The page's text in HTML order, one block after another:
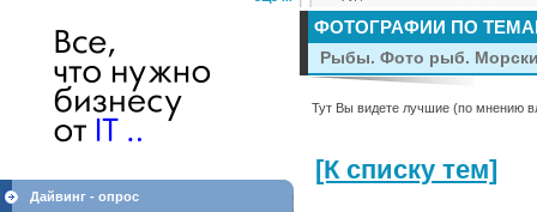
Дайвинг - опрос
ФОТОГРАФИИ ПО
Рыбы. Фото рыб.
Тут Вы видете лучшие (по мнению
[К списку тем]